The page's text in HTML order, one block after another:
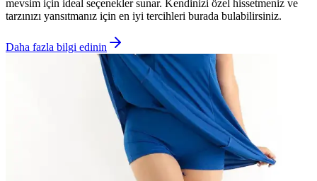
mevsim için ideal seçenekler sunar. Kendinizi özel hissetmeniz ve
tarzınızı yansıtmanız için en iyi tercihleri burada bulabilirsiniz.
Daha fazla bilgi edinin